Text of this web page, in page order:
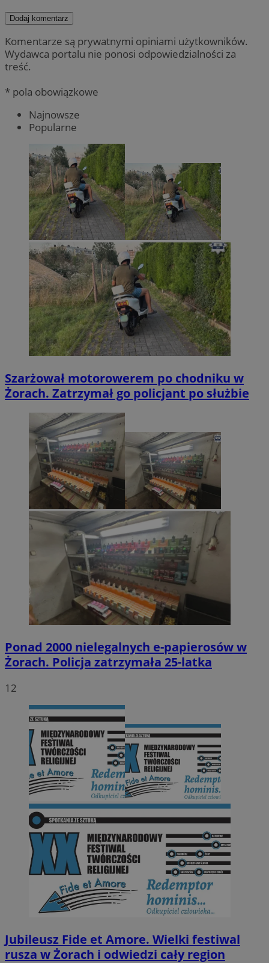
Dodaj komentarz
Komentarze są prywatnymi opiniami użytkowników.
Wydawca portalu nie ponosi odpowiedzialności za
treść.
* pola obowiązkowe
Najnowsze
Popularne
Szarżował motorowerem po chodniku w
Żorach. Zatrzymał go policjant po służbie
Ponad 2000 nielegalnych e-papierosów w
Żorach. Policja zatrzymała 25-latka
12
Jubileusz Fide et Amore. Wielki festiwal
rusza w Żorach i odwiedzi cały region